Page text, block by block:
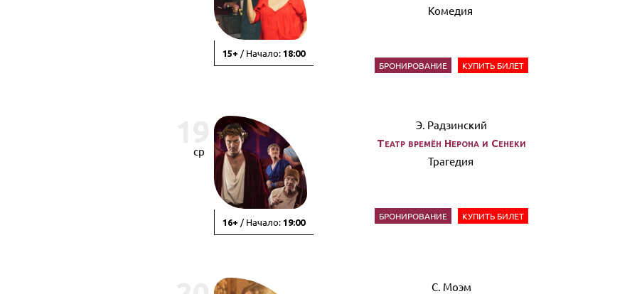
15+ / Начало: 18:00
Комедия
БРОНИРОВАНИЕ КУПИТЬ БИЛЕТ
ср
16+ / Начало: 19:00
Э. Радзинский
Театр времён Нерона и Сенеки
Трагедия
БРОНИРОВАНИЕ КУПИТЬ БИЛЕТ
С. Моэм